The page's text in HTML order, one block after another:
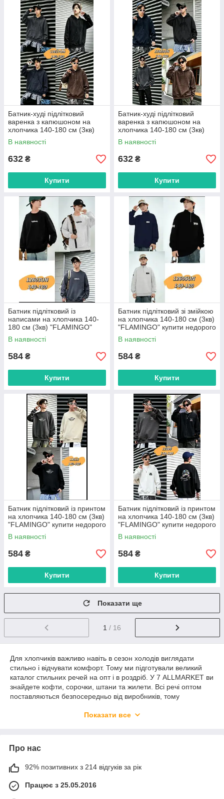
Батник-худі підлітковий
варенка з капюшоном на
хлопчика 140-180 см (3кв)
"FLAMINGO" купити недорого
від прямого постачальника
В наявності
632 ₴
Купити
Батник-худі підлітковий
варенка з капюшоном на
хлопчика 140-180 см (3кв)
"FLAMINGO" купити недорого
від прямого постачальника
В наявності
632 ₴
Купити
Батник підлітковий із
написами на хлопчика 140-
180 см (3кв) "FLAMINGO"
купити недорого від прямого
постачальника
В наявності
584 ₴
Купити
Батник підлітковий зі змійкою
на хлопчика 140-180 см (3кв)
"FLAMINGO" купити недорого
від прямого постачальника
В наявності
584 ₴
Купити
Батник підлітковий із принтом
на хлопчика 140-180 см (3кв)
"FLAMINGO" купити недорого
від прямого постачальника
В наявності
584 ₴
Купити
Батник підлітковий із принтом
на хлопчика 140-180 см (3кв)
"FLAMINGO" купити недорого
від прямого постачальника
В наявності
584 ₴
Купити
Показати ще
1 / 16
Для хлопчиків важливо навіть в сезон холодів виглядати
стильно і відчувати комфорт. Тому ми підготували великий
каталог стильних речей на опт і в роздріб. У 7 ALLMARKET ви
знайдете кофти, сорочки, штани та жилети. Всі речі оптом
поставляються безпосередньо від виробників, тому
Якщо для того, щоб купити товари для своєї торгової точки,
цьому на закупівлі потрібно виділити досить багато часу. Наш
дозволяє здійснювати закупівлі максимально швидко. З нами
вашому асортименті.
Показати все
Про нас
92% позитивних з 214 відгуків за рік
Працює з 25.05.2016